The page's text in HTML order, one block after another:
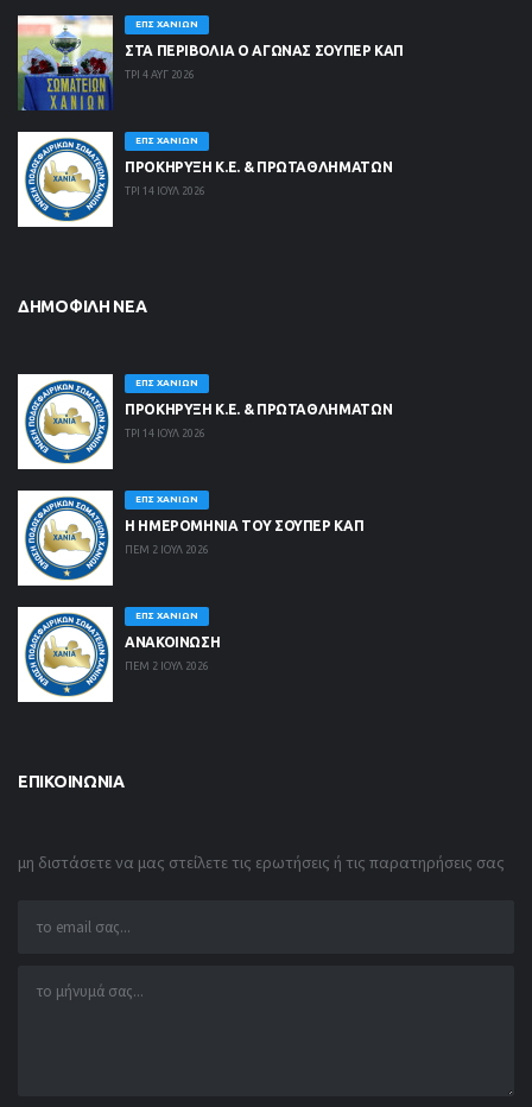
ΕΠΣ ΧΑΝΊΩΝ
ΣΤΑ ΠΕΡΙΒΟΛΙΑ Ο ΑΓΩΝΑΣ ΣΟΥΠΕΡ ΚΑΠ
ΤΡΙ 4 ΑΥΓ 2026
ΕΠΣ ΧΑΝΊΩΝ
ΠΡΟΚΗΡΥΞΗ Κ.Ε. & ΠΡΩΤΑΘΛΗΜΑΤΩΝ
ΤΡΙ 14 ΙΟΥΛ 2026
ΔΗΜΟΦΙΛΉ ΝΈΑ
ΕΠΣ ΧΑΝΊΩΝ
ΠΡΟΚΗΡΥΞΗ Κ.Ε. & ΠΡΩΤΑΘΛΗΜΑΤΩΝ
ΤΡΙ 14 ΙΟΥΛ 2026
ΕΠΣ ΧΑΝΊΩΝ
Η ΗΜΕΡΟΜΗΝΙΑ ΤΟΥ ΣΟΥΠΕΡ ΚΑΠ
ΠΕΜ 2 ΙΟΥΛ 2026
ΕΠΣ ΧΑΝΊΩΝ
ΑΝΑΚΟΙΝΩΣΗ
ΠΕΜ 2 ΙΟΥΛ 2026
ΕΠΙΚΟΙΝΩΝΊΑ
μη διστάσετε να μας στείλετε τις ερωτήσεις ή τις παρατηρήσεις σας